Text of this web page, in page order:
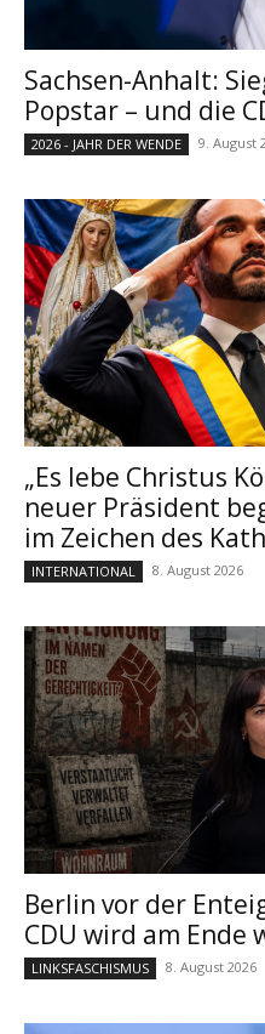
Sachsen-Anhalt:
Popstar – und die
2026 - JAHR DER WENDE 9. August
„Es lebe Christus
neuer Präsident
im Zeichen des
INTERNATIONAL 8. August 2026
Berlin vor der
CDU wird am Ende
LINKSFASCHISMUS 8. August 2026